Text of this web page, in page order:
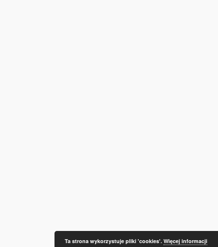
Ta strona wykorzystuje pliki 'cookies'. Więcej informacji